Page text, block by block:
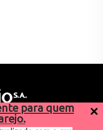
para quem